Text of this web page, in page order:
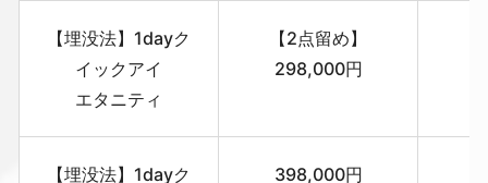
【埋没法】1dayク
イックアイ
エタニティ
【2点留め】
298,000円
【埋没法】1dayク
398,000円